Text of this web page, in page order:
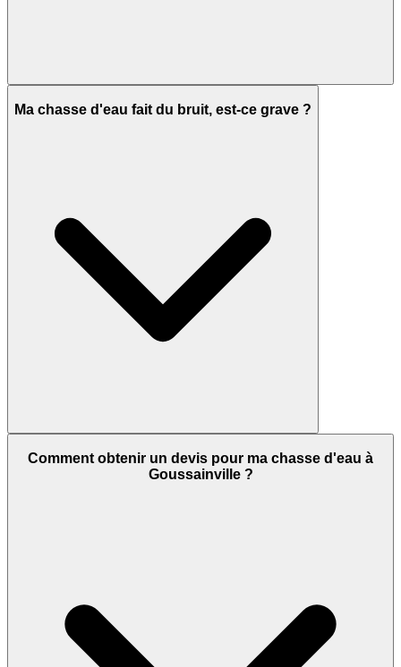
Ma chasse d'eau fait du bruit, est-ce grave ?
Comment obtenir un devis pour ma chasse d'eau à
Goussainville ?